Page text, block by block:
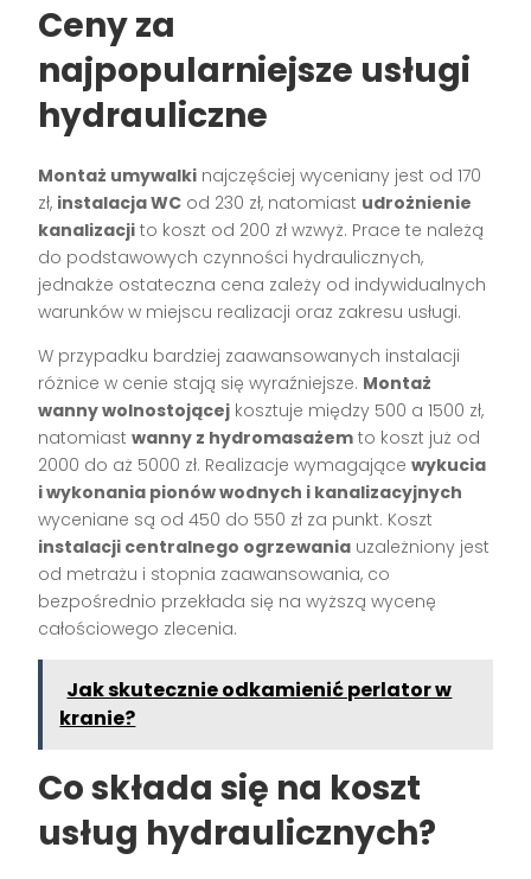
Ceny za
najpopularniejsze usługi
hydrauliczne
Montaż umywalki najczęściej wyceniany jest od 170
zł, instalacja WC od 230 zł, natomiast udrożnienie
kanalizacji to koszt od 200 zł wzwyż. Prace te należą
do podstawowych czynności hydraulicznych,
jednakże ostateczna cena zależy od indywidualnych
warunków w miejscu realizacji oraz zakresu usługi.
W przypadku bardziej zaawansowanych instalacji
różnice w cenie stają się wyraźniejsze. Montaż
wanny wolnostojącej kosztuje między 500 a 1500 zł,
natomiastwanny z hydromasażem to koszt już od
2000 do aż 5000 zł. Realizacje wymagającewykucia
i wykonania pionów wodnych i kanalizacyjnych
wyceniane są od 450 do 550 zł za punkt. Koszt
instalacji centralnego ogrzewania uzależniony jest
od metrażu i stopnia zaawansowania, co
bezpośrednio przekłada się na wyższą wycenę
całościowego zlecenia.
Jak skutecznie odkamienić perlator w
kranie?
Co składa się na koszt
usług hydraulicznych?